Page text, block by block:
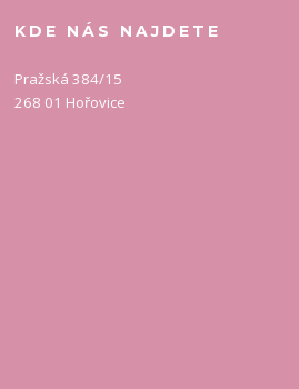
KDE NÁS NAJDETE
Pražská 384/15
268 01 Hořovice